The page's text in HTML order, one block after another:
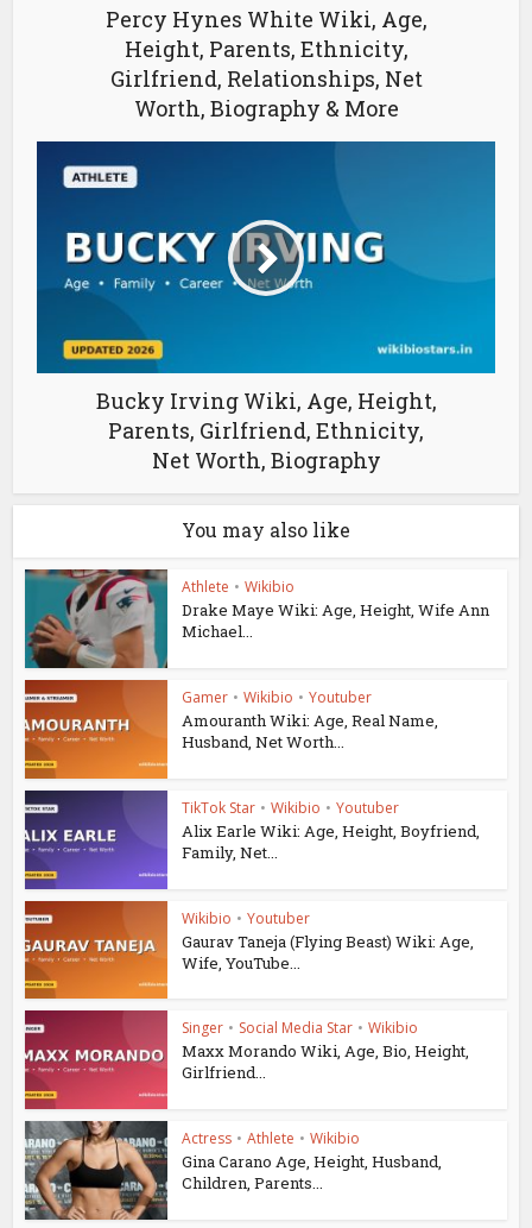
Percy Hynes White Wiki, Age,
Height, Parents, Ethnicity,
Girlfriend, Relationships, Net
Worth, Biography & More
Bucky Irving Wiki, Age, Height,
Parents, Girlfriend, Ethnicity,
Net Worth, Biography
You may also like
Athlete • Wikibio
Drake Maye Wiki: Age, Height, Wife Ann
Michael...
Gamer • Wikibio • Youtuber
Amouranth Wiki: Age, Real Name,
Husband, Net Worth...
TikTok Star • Wikibio • Youtuber
Alix Earle Wiki: Age, Height, Boyfriend,
Family, Net...
Wikibio • Youtuber
Gaurav Taneja (Flying Beast) Wiki: Age,
Wife, YouTube...
Singer • Social Media Star • Wikibio
Maxx Morando Wiki, Age, Bio, Height,
Girlfriend...
Actress • Athlete • Wikibio
Gina Carano Age, Height, Husband,
Children, Parents...